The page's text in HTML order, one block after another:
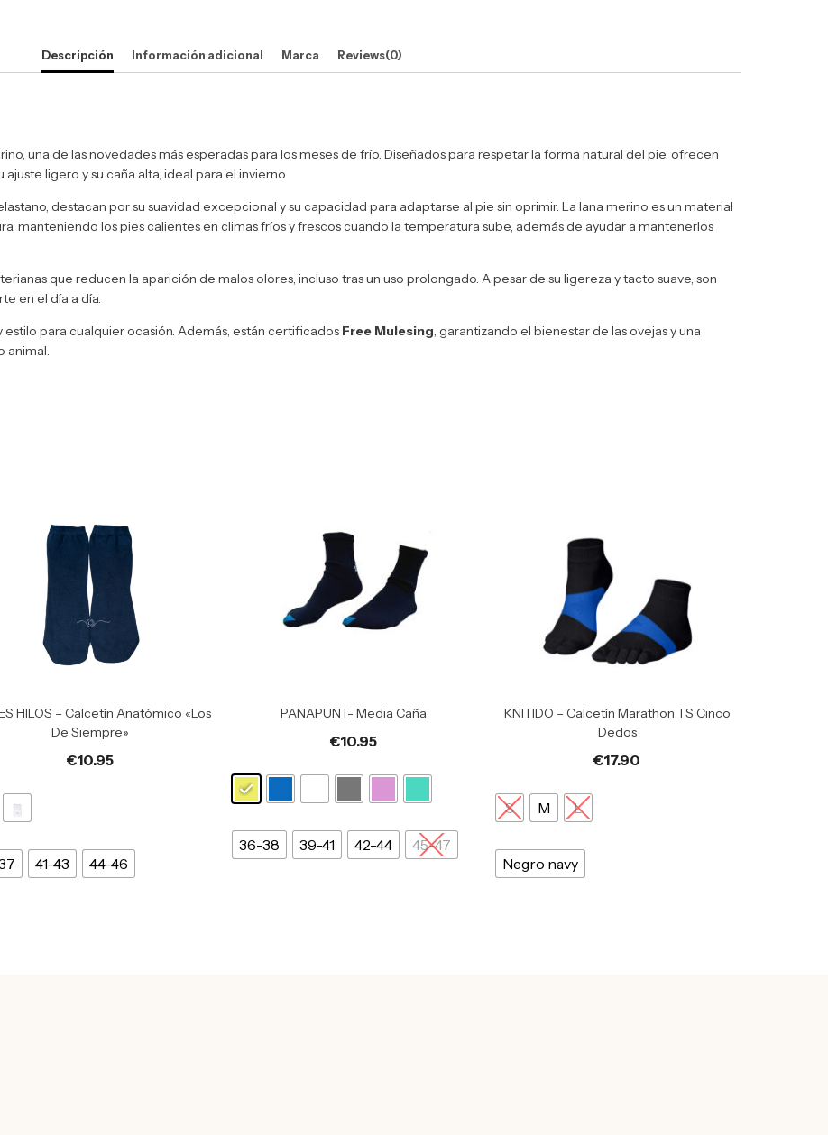
Descripción Información adicional Marca Reviews(0)
una de las novedades más esperadas para los meses de frío. Diseñados para respetar la forma natural del pie, ofrecen
ligero y su caña alta, ideal para el invierno.
destacan por su suavidad excepcional y su capacidad para adaptarse al pie sin oprimir. La lana merino es un material
manteniendo los pies calientes en climas fríos y frescos cuando la temperatura sube, además de ayudar a mantenerlos
que reducen la aparición de malos olores, incluso tras un uso prolongado. A pesar de su ligereza y tacto suave, son
en el día a día.
para cualquier ocasión. Además, están certificados Free Mulesing, garantizando el bienestar de las ovejas y una
animal.
HILOS – Calcetín Anatómico «Los
De Siempre»
€10.95
41-43 44-46
PANAPUNT- Media Caña
€10.95
36-38 39-41 42-44 45-47
KNITIDO – Calcetín Marathon TS Cinco
Dedos
€17.90
S M L
Negro navy